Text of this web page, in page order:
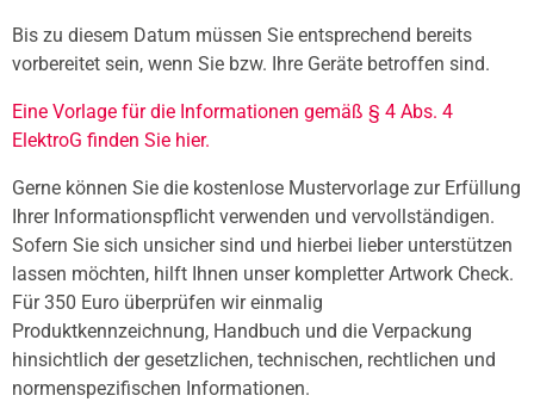
Bis zu diesem Datum müssen Sie entsprechend bereits
vorbereitet sein, wenn Sie bzw. Ihre Geräte betroffen sind.
Eine Vorlage für die Informationen gemäß § 4 Abs. 4
ElektroG finden Sie hier.
Gerne können Sie die kostenlose Mustervorlage zur Erfüllung
Ihrer Informationspflicht verwenden und vervollständigen.
Sofern Sie sich unsicher sind und hierbei lieber unterstützen
lassen möchten, hilft Ihnen unser kompletter Artwork Check.
Für 350 Euro überprüfen wir einmalig
Produktkennzeichnung, Handbuch und die Verpackung
hinsichtlich der gesetzlichen, technischen, rechtlichen und
normenspezifischen Informationen.